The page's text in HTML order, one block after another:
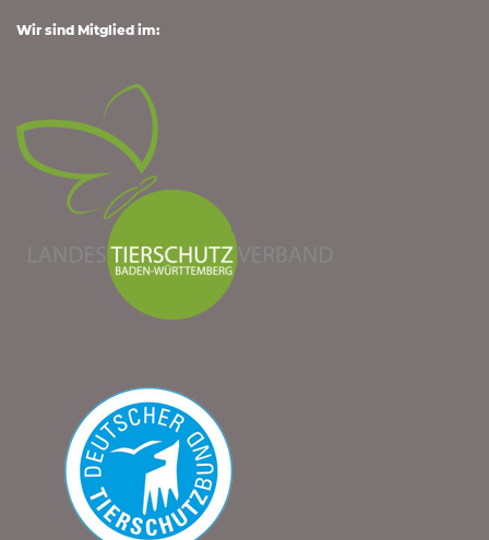
Wir sind Mitglied im: